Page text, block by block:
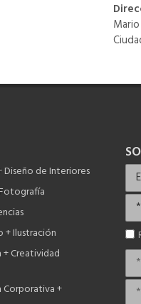
de Interiores
+ Ilustración
Creatividad
Corporativa +